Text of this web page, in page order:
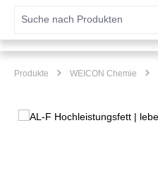
Produkte WEICON Chemie
Bildergalerie überspringen